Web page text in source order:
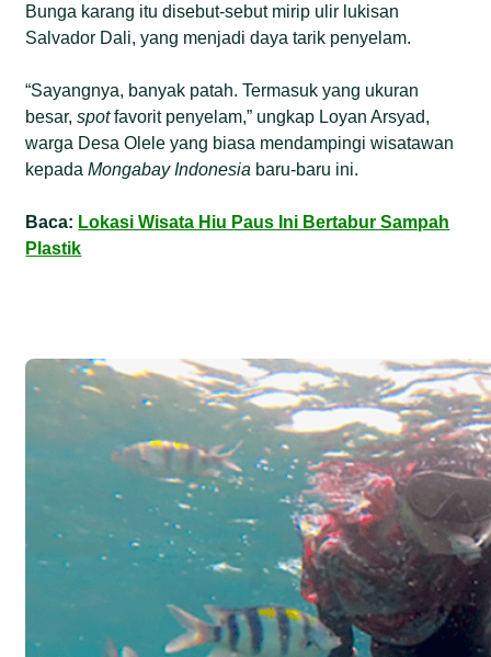
Bunga karang itu disebut-sebut mirip ulir lukisan
Salvador Dali, yang menjadi daya tarik penyelam.
“Sayangnya, banyak patah. Termasuk yang ukuran
besar,spotfavorit penyelam,” ungkap Loyan Arsyad,
warga Desa Olele yang biasa mendampingi wisatawan
kepadaMongabay Indonesia baru-baru ini.
Baca: Lokasi Wisata Hiu Paus Ini Bertabur Sampah
Plastik